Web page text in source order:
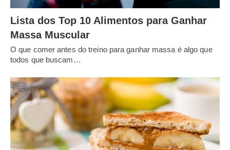
Lista dos Top 10 Alimentos para Ganhar
Massa Muscular
O que comer antes do treino para ganhar massa é algo que
todos que buscam…